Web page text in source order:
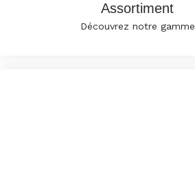
Assortiment
Découvrez notre gamme